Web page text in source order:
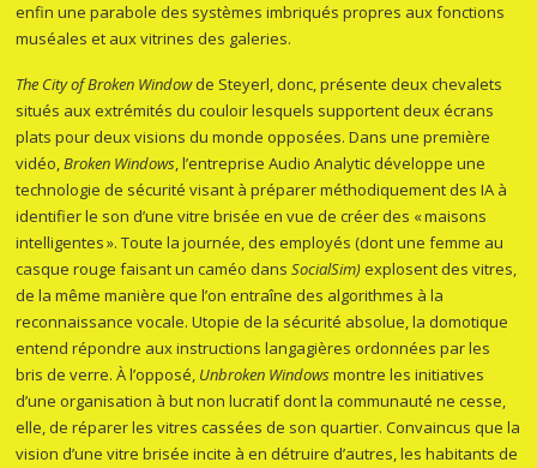
enfin une parabole des systèmes imbriqués propres aux fonctions
muséales et aux vitrines des galeries.
The City of Broken Windowde Steyerl, donc, présente deux chevalets
situés aux extrémités du couloir lesquels supportent deux écrans
plats pour deux visions du monde opposées. Dans une première
vidéo,Broken Windows, l’entreprise Audio Analytic développe une
technologie de sécurité visant à préparer méthodiquement des IA à
identifier le son d’une vitre brisée en vue de créer des « maisons
intelligentes ». Toute la journée, des employés (dont une femme au
casque rouge faisant un caméo dansSocialSim) explosent des vitres,
de la même manière que l’on entraîne des algorithmes à la
reconnaissance vocale. Utopie de la sécurité absolue, la domotique
entend répondre aux instructions langagières ordonnées par les
bris de verre. À l’opposé, Unbroken Windowsmontre les initiatives
d’une organisation à but non lucratif dont la communauté ne cesse,
elle, de réparer les vitres cassées de son quartier. Convaincus que la
vision d’une vitre brisée incite à en détruire d’autres, les habitants de